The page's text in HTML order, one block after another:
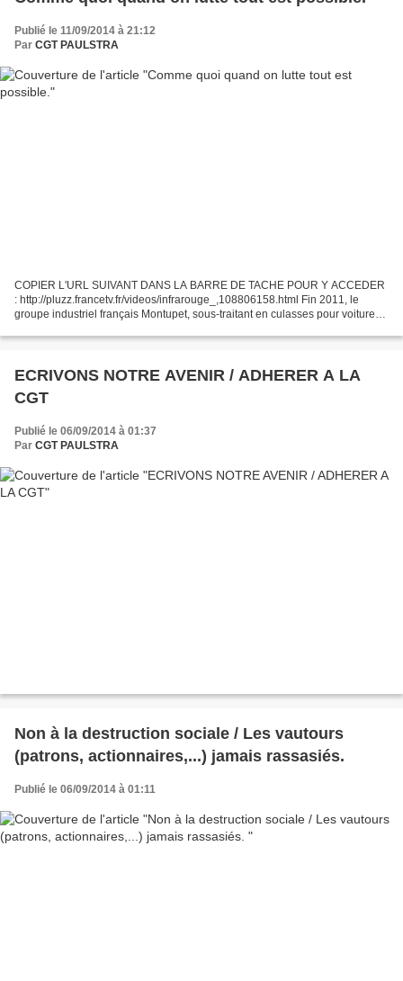
Publié le 11/09/2014 à 21:12
Par CGT PAULSTRA
COPIER L'URL SUIVANT DANS LA BARRE DE TACHE POUR Y ACCEDER
: http://pluzz.francetv.fr/videos/infrarouge_,108806158.html Fin 2011, le
groupe industriel français Montupet, sous-traitant en culasses pour voitures,
ECRIVONS NOTRE AVENIR / ADHERER A LA
CGT
Publié le 06/09/2014 à 01:37
Par CGT PAULSTRA
Non à la destruction sociale / Les vautours
(patrons, actionnaires,...) jamais rassasiés.
Publié le 06/09/2014 à 01:11